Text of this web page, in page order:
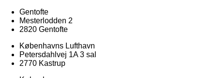
Gentofte
Mesterlodden 2
2820 Gentofte
Københavns Lufthavn
Petersdahlvej 1A 3 sal
2770 Kastrup